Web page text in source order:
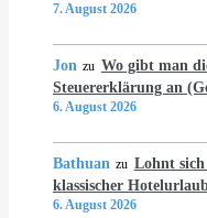
7. August 2026
Jon zu Wo gibt man
Steuererklärung an
6. August 2026
Bathuan zu Lohnt
klassischer
6. August 2026